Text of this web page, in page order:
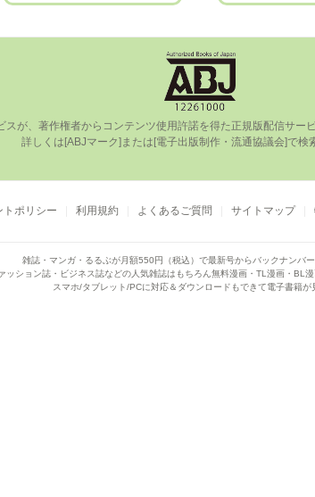
が、著作権者からコンテンツ使⽤許諾を得た正規版配信サー
トポリシー 利用規約 よくあるご質問 サイトマップ
雑誌・マンガ・るるぶが月額550円（税込）で最新号からバックナンバ
ッション誌・ビジネス誌などの人気雑誌はもちろん 無料漫画・TL漫画・BL
スマホ/タブレット/PCに対応＆ダウンロードもできて電子書籍が